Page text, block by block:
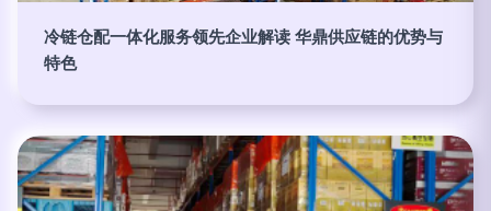
冷链仓配一体化服务领先企业解读 华鼎供应链的优势与
特色